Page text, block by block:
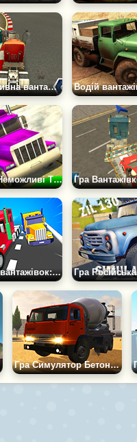
Гра Спортивна вантажівка: Випробування на Час
18 Коліс: Неможливі Траси
Гра Гонка вантажівок: Доставка
Гра Симулятор Бетономішалки